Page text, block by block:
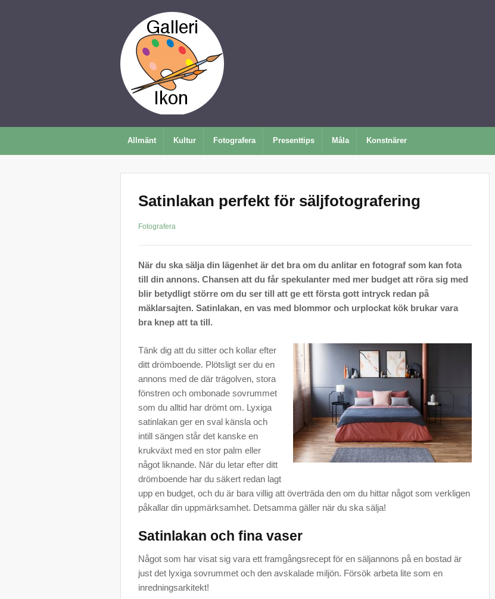
Allmänt Kultur Fotografera Presenttips Måla Konstnärer
Satinlakan perfekt för säljfotografering
Fotografera
När du ska sälja din lägenhet är det bra om du anlitar en fotograf som kan fota
till din annons. Chansen att du får spekulanter med mer budget att röra sig med
blir betydligt större om du ser till att ge ett första gott intryck redan på
mäklarsajten. Satinlakan, en vas med blommor och urplockat kök brukar vara
bra knep att ta till.
Tänk dig att du sitter och kollar efter
ditt drömboende. Plötsligt ser du en
annons med de där trägolven, stora
fönstren och ombonade sovrummet
som du alltid har drömt om. Lyxiga
satinlakan ger en sval känsla och
intill sängen står det kanske en
krukväxt med en stor palm eller
något liknande. När du letar efter ditt
drömboende har du säkert redan lagt
upp en budget, och du är bara villig att överträda den om du hittar något som verkligen
påkallar din uppmärksamhet. Detsamma gäller när du ska sälja!
Satinlakan och fina vaser
Något som har visat sig vara ett framgångsrecept för en säljannons på en bostad är
just det lyxiga sovrummet och den avskalade miljön. Försök arbeta lite som en
inredningsarkitekt!